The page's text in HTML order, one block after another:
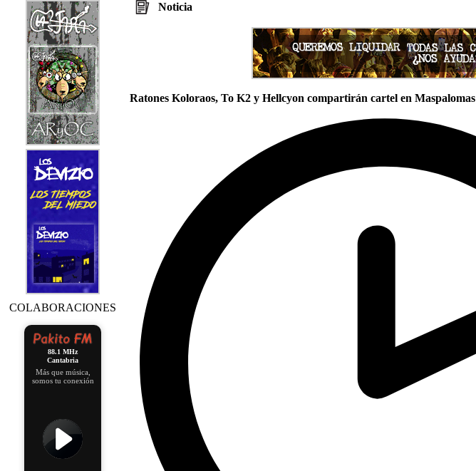
COLABORACIONES
88.1 MHz
Cantabria
Más que música,
somos tu conexión
Noticia
Ratones Koloraos, To K2 y Hellcyon compartirán cartel en Maspalomas